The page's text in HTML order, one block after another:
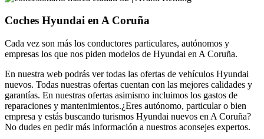
Coches Hyundai en A Coruña
Cada vez son más los conductores particulares, autónomos y
empresas los que nos piden modelos de Hyundai en A Coruña.
En nuestra web podrás ver todas las ofertas de vehículos Hyundai
nuevos. Todas nuestras ofertas cuentan con las mejores calidades y
garantías. En nuestras ofertas asimismo incluimos los gastos de
reparaciones y mantenimientos.¿Eres autónomo, particular o bien
empresa y estás buscando turismos Hyundai nuevos en A Coruña?
No dudes en pedir más información a nuestros aconsejes expertos.